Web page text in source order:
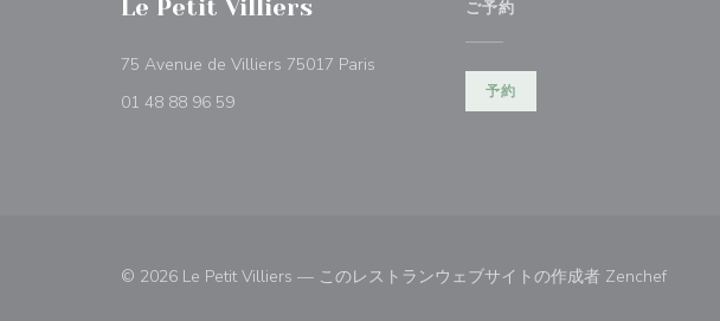
Le Petit Villiers
75 Avenue de Villiers 75017 Paris
01 48 88 96 59
ご予約
予約
© 2026 Le Petit Villiers — このレストランウェブサイトの作成者 Zenchef((新し